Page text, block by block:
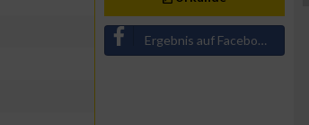
Ergebnis auf Facebook teilen